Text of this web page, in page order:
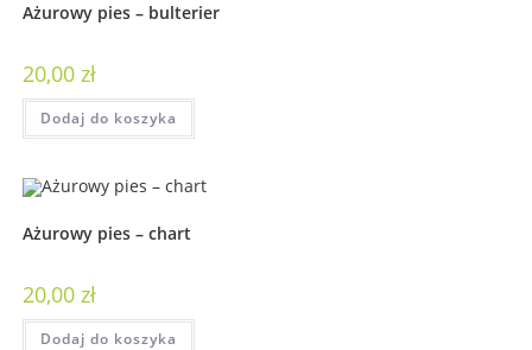
Ażurowy pies – bulterier
20,00 zł
Dodaj do koszyka
Ażurowy pies – chart
20,00 zł
Dodaj do koszyka